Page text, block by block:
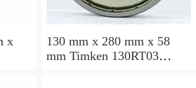
x
130 mm x 280 mm x 58
mm Timken 130RT03